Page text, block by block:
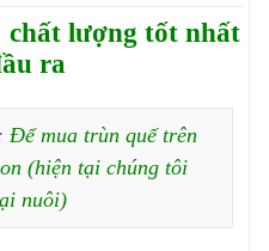
chất lượng tốt nhất
ra
Để mua trùn quế trên
(hiện tại chúng tôi
nuôi)